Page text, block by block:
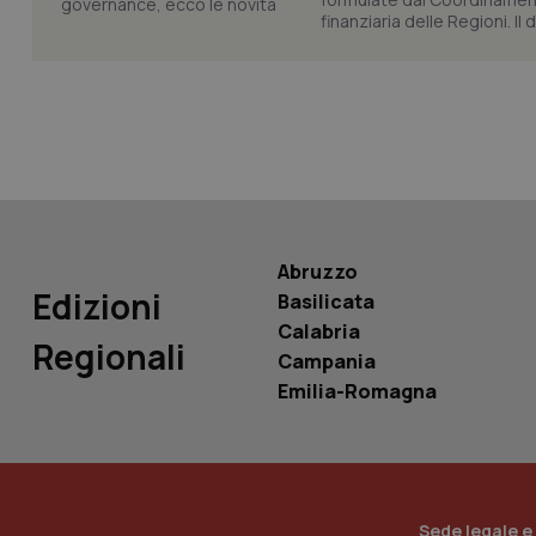
finanziaria delle Regioni. Il
Edizioni
Regionali
Abruzzo
Basilicata
Calabria
Campania
Emilia-Romagna
Sede legale